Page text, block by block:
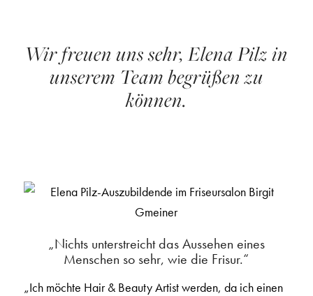
Wir freuen uns sehr, Elena Pilz in
unserem Team begrüßen zu
können.
„Nichts unterstreicht das Aussehen eines
Menschen so sehr, wie die Frisur.“
„Ich möchte Hair & Beauty Artist werden, da ich einen